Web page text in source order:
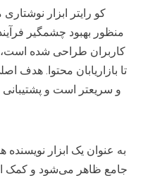
کو رایتر ابزار
منظور بهبود چشمگیر
کاربران طراحی شده است،
تا بازاریابان محتوا. هدف
و سریعتر است و پشتیبانی
جامع ظاهر می‌شود و کمک